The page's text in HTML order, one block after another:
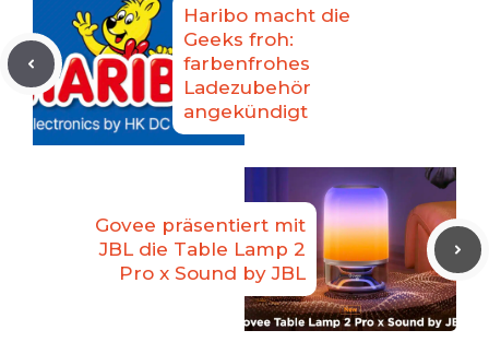
Haribo macht die
Geeks froh:
farbenfrohes
Ladezubehör
angekündigt
Govee präsentiert mit
JBL die Table Lamp 2
Pro x Sound by JBL